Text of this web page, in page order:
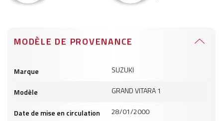
MODÈLE DE PROVENANCE
produits
Marque SUZUKI
Modèle GRAND VITARA 1
Date de mise en circulation 28/01/2000